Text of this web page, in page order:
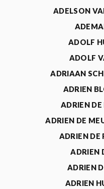
ADELSON
ADOLF
ADOLF
ADRIAAN
ADRIEN
ADRIEN DE
ADRIEN DE
ADRIEN DE
ADRIEN
ADRIEN
ADRIEN